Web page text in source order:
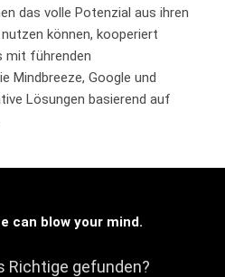
das volle Potenzial aus ihren
können, kooperiert
mit führenden
Mindbreeze, Google und
Lösungen basierend auf
can blow your mind.
Richtige gefunden?